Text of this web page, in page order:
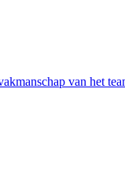
van het